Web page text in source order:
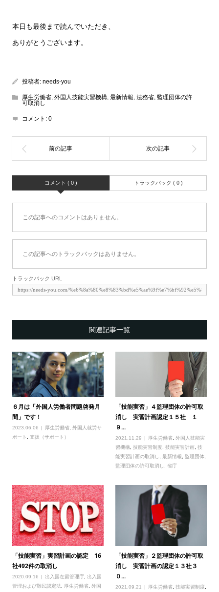
本日も最後まで読んでいただき、
ありがとうございます。
投稿者: needs-you
厚生労働省, 外国人技能実習機構, 最新情報, 法務省, 監理団体の許
可取消し
コメント: 0
コメント ( 0 ) トラックバック ( 0 )
この記事へのコメントはありません。
この記事へのトラックバックはありません。
トラックバック URL
関連記事一覧
６月は「外国人労働者問題啓発月
間」です！
2023.06.06 厚生労働省, 外国人就労サ
ポート
支援（サポート）
「技能実習」４監理団体の許可取
消し 実習計画認定１５社 １
９...
2021.11.29 厚生労働省 ,外国人技能実
習機構
,技能実習制度 ,技能実習計画 ,技
能実習計画の取消し
,最新情報 監理団体
監理団体の許可取消し
,省庁
「技能実習」実習計画の認定 16
社492件の取消し
2020.09.16 出入国在留管理庁, 出入国
管理および難民認定法, 厚生労働省, 外国
「技能実習」２監理団体の許可取
消し 実習計画の認定１３社３
０...
2021.09.21 厚生労働省 ,技能実習制度